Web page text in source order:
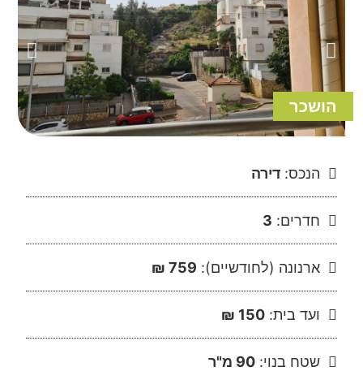
הושכר
הנכס: דירה
חדרים: 3
ארנונה (לחודשיים): 759 ₪
ועד בית: 150 ₪
שטח בנוי: 90 מ"ר